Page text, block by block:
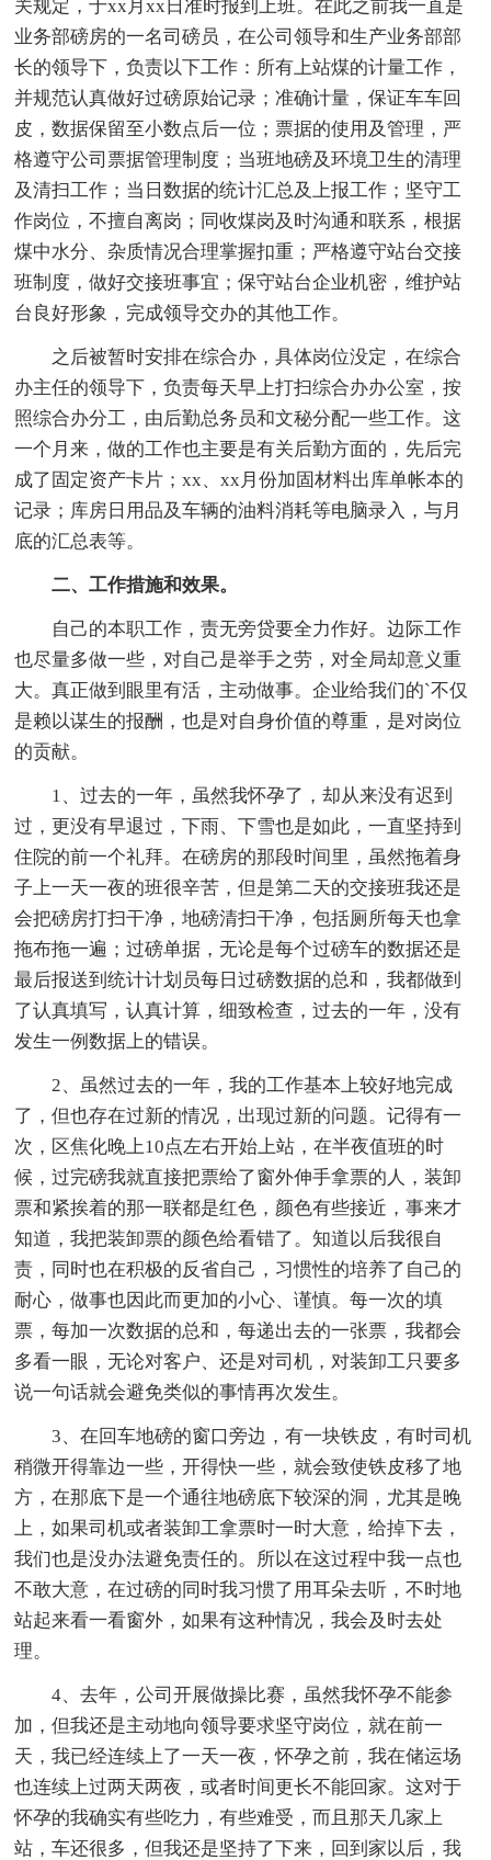
关规定，于xx月xx日准时报到上班。在此之前我一直是
业务部磅房的一名司磅员，在公司领导和生产业务部部
长的领导下，负责以下工作：所有上站煤的计量工作，
并规范认真做好过磅原始记录；准确计量，保证车车回
皮，数据保留至小数点后一位；票据的使用及管理，严
格遵守公司票据管理制度；当班地磅及环境卫生的清理
及清扫工作；当日数据的统计汇总及上报工作；坚守工
作岗位，不擅自离岗；同收煤岗及时沟通和联系，根据
煤中水分、杂质情况合理掌握扣重；严格遵守站台交接
班制度，做好交接班事宜；保守站台企业机密，维护站
台良好形象，完成领导交办的其他工作。
之后被暂时安排在综合办，具体岗位没定，在综合
办主任的领导下，负责每天早上打扫综合办办公室，按
照综合办分工，由后勤总务员和文秘分配一些工作。这
一个月来，做的工作也主要是有关后勤方面的，先后完
成了固定资产卡片；xx、xx月份加固材料出库单帐本的
记录；库房日用品及车辆的油料消耗等电脑录入，与月
底的汇总表等。
二、工作措施和效果。
自己的本职工作，责无旁贷要全力作好。边际工作
也尽量多做一些，对自己是举手之劳，对全局却意义重
大。真正做到眼里有活，主动做事。企业给我们的`不仅
是赖以谋生的报酬，也是对自身价值的尊重，是对岗位
的贡献。
1、过去的一年，虽然我怀孕了，却从来没有迟到
过，更没有早退过，下雨、下雪也是如此，一直坚持到
住院的前一个礼拜。在磅房的那段时间里，虽然拖着身
子上一天一夜的班很辛苦，但是第二天的交接班我还是
会把磅房打扫干净，地磅清扫干净，包括厕所每天也拿
拖布拖一遍；过磅单据，无论是每个过磅车的数据还是
最后报送到统计计划员每日过磅数据的总和，我都做到
了认真填写，认真计算，细致检查，过去的一年，没有
发生一例数据上的错误。
2、虽然过去的一年，我的工作基本上较好地完成
了，但也存在过新的情况，出现过新的问题。记得有一
次，区焦化晚上10点左右开始上站，在半夜值班的时
候，过完磅我就直接把票给了窗外伸手拿票的人，装卸
票和紧挨着的那一联都是红色，颜色有些接近，事来才
知道，我把装卸票的颜色给看错了。知道以后我很自
责，同时也在积极的反省自己，习惯性的培养了自己的
耐心，做事也因此而更加的小心、谨慎。每一次的填
票，每加一次数据的总和，每递出去的一张票，我都会
多看一眼，无论对客户、还是对司机，对装卸工只要多
说一句话就会避免类似的事情再次发生。
3、在回车地磅的窗口旁边，有一块铁皮，有时司机
稍微开得靠边一些，开得快一些，就会致使铁皮移了地
方，在那底下是一个通往地磅底下较深的洞，尤其是晚
上，如果司机或者装卸工拿票时一时大意，给掉下去，
我们也是没办法避免责任的。所以在这过程中我一点也
不敢大意，在过磅的同时我习惯了用耳朵去听，不时地
站起来看一看窗外，如果有这种情况，我会及时去处
理。
4、去年，公司开展做操比赛，虽然我怀孕不能参
加，但我还是主动地向领导要求坚守岗位，就在前一
天，我已经连续上了一天一夜，怀孕之前，我在储运场
也连续上过两天两夜，或者时间更长不能回家。这对于
怀孕的我确实有些吃力，有些难受，而且那天几家上
站，车还很多，但我还是坚持了下来，回到家以后，我